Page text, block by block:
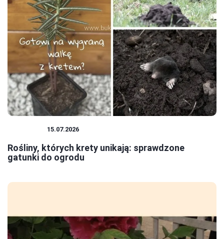
15.07.2026
Rośliny, których krety unikają: sprawdzone
gatunki do ogrodu